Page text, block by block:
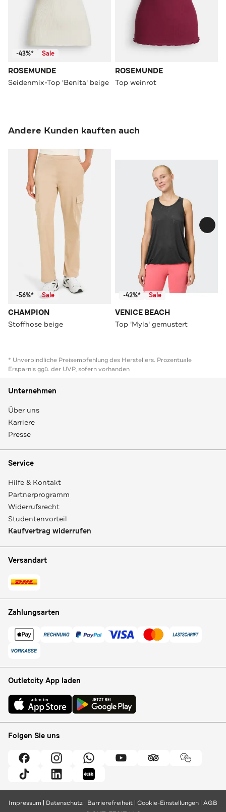
-43%* Sale
ROSEMUNDE
Seidenmix-Top 'Benita' beige
ROSEMUNDE
Top weinrot
Andere Kunden kauften auch
-56%* Sale
CHAMPION
Stoffhose beige
-42%* Sale
VENICE BEACH
Top 'Myla' gemustert
* Unverbindliche Preisempfehlung des Herstellers. Prozentuale
Ersparnis ggü. der UVP, sofern vorhanden
Unternehmen
Über uns
Karriere
Presse
Service
Hilfe & Kontakt
Partnerprogramm
Widerrufsrecht
Studentenvorteil
Kaufvertrag widerrufen
Versandart
Zahlungsarten
Outletcity App laden
Folgen Sie uns
Impressum Datenschutz Barrierefreiheit Cookie-Einstellungen AGB